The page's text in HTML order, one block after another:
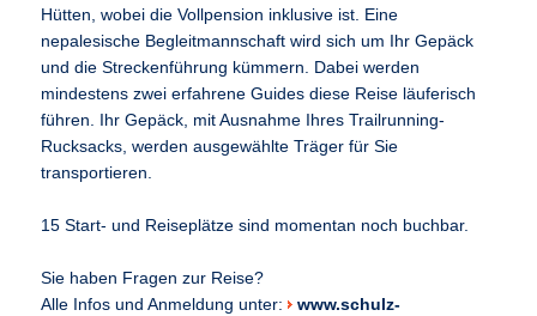
Hütten, wobei die Vollpension inklusive ist. Eine
nepalesische Begleitmannschaft wird sich um Ihr Gepäck
und die Streckenführung kümmern. Dabei werden
mindestens zwei erfahrene Guides diese Reise läuferisch
führen. Ihr Gepäck, mit Ausnahme Ihres Trailrunning-
Rucksacks, werden ausgewählte Träger für Sie
transportieren.
15 Start- und Reiseplätze sind momentan noch buchbar.
Sie haben Fragen zur Reise?
Alle Infos und Anmeldung unter: www.schulz-